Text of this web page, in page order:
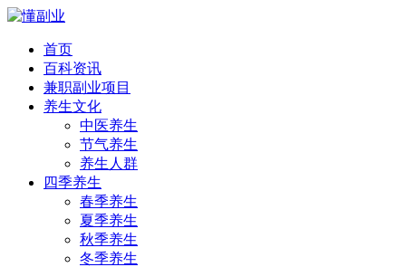
首页
百科资讯
兼职副业项目
养生文化
中医养生
节气养生
养生人群
四季养生
春季养生
夏季养生
秋季养生
冬季养生